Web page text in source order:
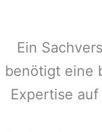
Ein
benötigt eine
Expertise